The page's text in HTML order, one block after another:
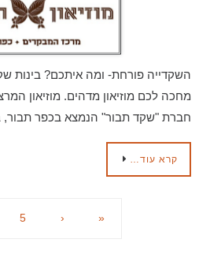
השקדייה פורחת- ומה איתכם? בינות
מחכה לכם מוזיאון מדהים. מוזיאון
חברת "שקד תבור" הנמצא בכפר תבור,
קרא עוד…
«
‹
5